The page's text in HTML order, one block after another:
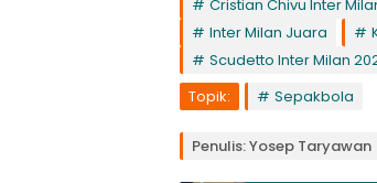
Cristian Chivu Inter
Inter Milan Juara
Scudetto Inter Milan
Topik:
Sepakbola
Penulis: Yosep Taryawan